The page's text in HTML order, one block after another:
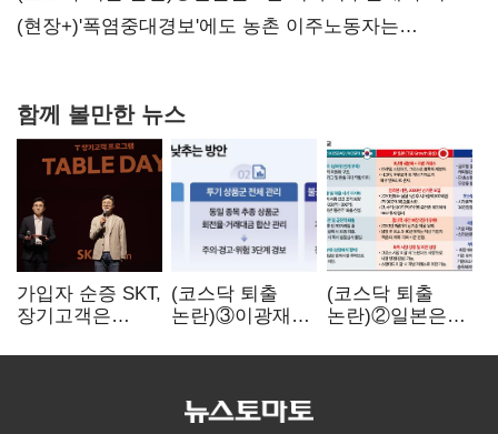
당장 퇴출?…시간만으론 부족한 코스닥 구하기
(현장+)'폭염중대경보'에도 농촌 이주노동자는
함께 볼만한 뉴스
가입자 순증 SKT,
장기고객은
챙긴다
(코스닥 퇴출
논란)③이광재
자동차 없애지는
(코스닥 퇴출
논란)②일본은
기다려주는데